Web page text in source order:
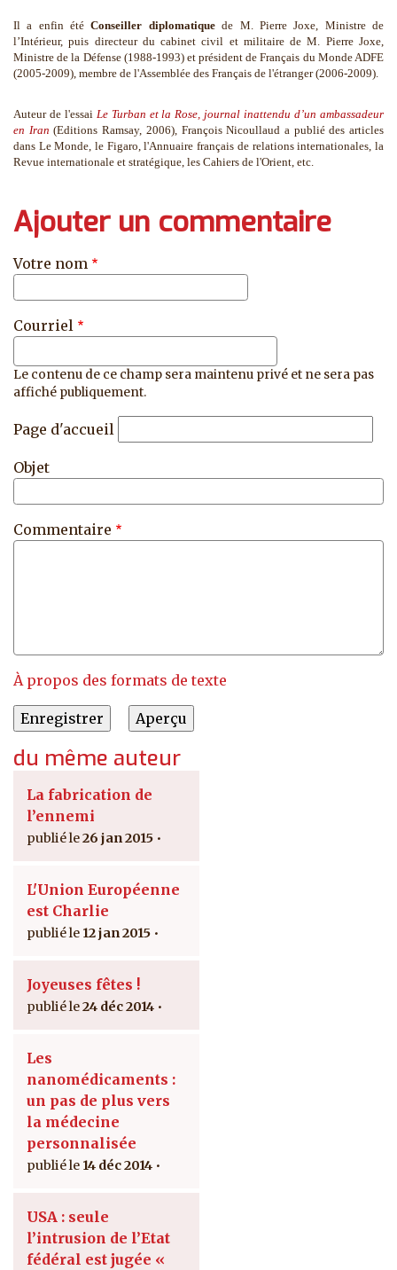
Il a enfin étéConseiller diplomatiquede M. Pierre Joxe, Ministre de
l’Intérieur, puis directeur du cabinet civil et militaire de M. Pierre Joxe,
Ministre de la Défense (1988-1993) et président de Français du Monde ADFE
(2005-2009), membre de l'Assemblée des Français de l'étranger (2006-2009).
Auteur de l'essai Le Turban et la Rose, journal inattendu d’un ambassadeur
en Iran (Editions Ramsay, 2006), François Nicoullaud a publié des articles
dans Le Monde, le Figaro, l'Annuaire français de relations internationales, la
Revue internationale et stratégique, les Cahiers de l'Orient, etc.
Ajouter un commentaire
Votre nom
Courriel
Le contenu de ce champ sera maintenu privé et ne sera pas
affiché publiquement.
Page d'accueil
Objet
Commentaire
À propos des formats de texte
du même auteur
La fabrication de
l’ennemi
26 jan 2015
L'Union Européenne
est Charlie
12 jan 2015
Joyeuses fêtes !
24 déc 2014
Les
nanomédicaments :
un pas de plus vers
la médecine
personnalisée
14 déc 2014
USA : seule
l’intrusion de l’Etat
fédéral est jugée «